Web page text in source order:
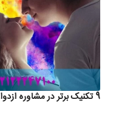
9 تکنیک برتر در مشاوره ازدواج